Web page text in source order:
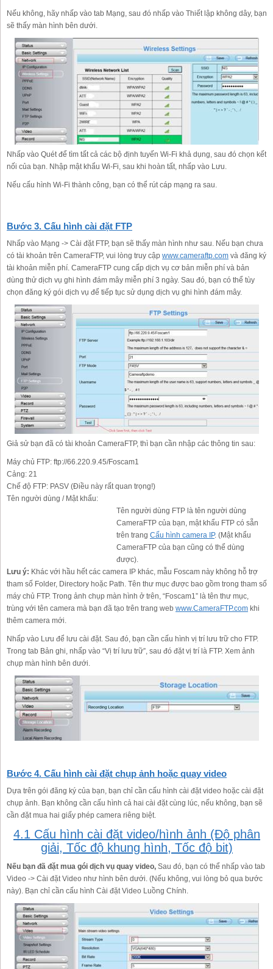
Nếu không, hãy nhấp vào tab Mạng, sau đó nhấp vào Thiết lập không dây, bạn
sẽ thấy màn hình bên dưới.
Nhấp vào Quét để tìm tất cả các bộ định tuyến Wi-Fi khả dụng, sau đó chọn kết
nối của bạn. Nhập mật khẩu Wi-Fi, sau khi hoàn tất, nhấp vào Lưu.
Nếu cấu hình Wi-Fi thành công, bạn có thể rút cáp mạng ra sau.
Bước 3. Cấu hình cài đặt FTP
Nhấp vào Mạng -> Cài đặt FTP, bạn sẽ thấy màn hình như sau. Nếu bạn chưa
có tài khoản trên CameraFTP, vui lòng truy cập www.cameraftp.com và đăng ký
tài khoản miễn phí. CameraFTP cung cấp dịch vụ cơ bản miễn phí và bản
dùng thử dịch vụ ghi hình đám mây miễn phí 3 ngày. Sau đó, bạn có thể tùy
chọn đăng ký gói dịch vụ để tiếp tục sử dụng dịch vụ ghi hình đám mây.
Giả sử bạn đã có tài khoản CameraFTP, thì bạn cần nhập các thông tin sau:
Máy chủ FTP: ftp://66.220.9.45/Foscam1
Cảng: 21
Chế độ FTP: PASV (Điều này rất quan trọng!)
Tên người dùng / Mật khẩu:
Tên người dùng FTP là tên người dùng
CameraFTP của bạn, mật khẩu FTP có sẵn
trên trang Cấu hình camera IP. (Mật khẩu
CameraFTP của bạn cũng có thể dùng
được).
Lưu ý: Khác với hầu hết các camera IP khác, mẫu Foscam này không hỗ trợ
tham số Folder, Directory hoặc Path. Tên thư mục được bao gồm trong tham số
máy chủ FTP. Trong ảnh chụp màn hình ở trên, “Foscam1” là tên thư mục,
trùng với tên camera mà bạn đã tạo trên trang web www.CameraFTP.com khi
thêm camera mới.
Nhấp vào Lưu để lưu cài đặt. Sau đó, bạn cần cấu hình vị trí lưu trữ cho FTP.
Trong tab Bản ghi, nhấp vào “Vị trí lưu trữ”, sau đó đặt vị trí là FTP. Xem ảnh
chụp màn hình bên dưới.
Bước 4. Cấu hình cài đặt chụp ảnh hoặc quay video
Dựa trên gói đăng ký của bạn, bạn chỉ cần cấu hình cài đặt video hoặc cài đặt
chụp ảnh. Bạn không cần cấu hình cả hai cài đặt cùng lúc, nếu không, bạn sẽ
cần đặt mua hai giấy phép camera riêng biệt.
4.1 Cấu hình cài đặt video/hình ảnh (Độ phân
giải, Tốc độ khung hình, Tốc độ bit)
Nếu bạn đã đặt mua gói dịch vụ quay video, Sau đó, bạn có thể nhấp vào tab
Video -> Cài đặt Video như hình bên dưới. (Nếu không, vui lòng bỏ qua bước
này). Bạn chỉ cần cấu hình Cài đặt Video Luồng Chính.